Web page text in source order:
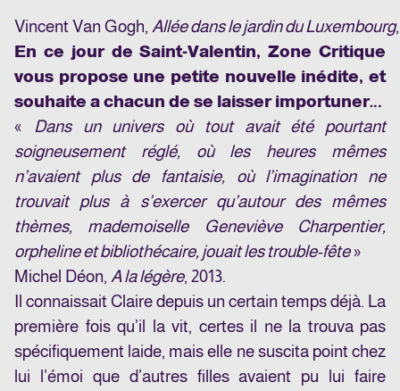
Vincent Van Gogh, Allée dans le jardin du Luxembourg
En ce jour de Saint-Valentin, Zone Critique
vous propose une petite nouvelle inédite, et
souhaite a chacun de se laisser importuner…
« Dans un univers où tout avait été pourtant
soigneusement réglé, où les heures mêmes
n’avaient plus de fantaisie, où l’imagination ne
trouvait plus à s’exercer qu’autour des mêmes
thèmes, mademoiselle Geneviève Charpentier,
orpheline et bibliothécaire, jouait les trouble-fête»
Michel Déon, A la légère, 2013.
Il connaissait Claire depuis un certain temps déjà. La
première fois qu’il la vit, certes il ne la trouva pas
spécifiquement laide, mais elle ne suscita point chez
lui l’émoi que d’autres filles avaient pu lui faire